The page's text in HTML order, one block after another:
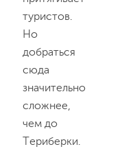
туристов.
Но
добраться
сюда
значительно
сложнее,
чем до
Териберки.